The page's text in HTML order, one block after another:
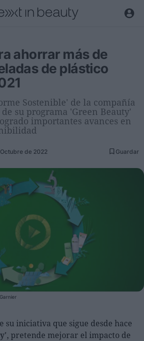
ahorrar más de
de plástico
Sostenible' de la compañía
su programa 'Green Beauty'
importantes avances en
de 2022 Guardar
su iniciativa que sigue desde hace
, pretende mejorar el impacto de